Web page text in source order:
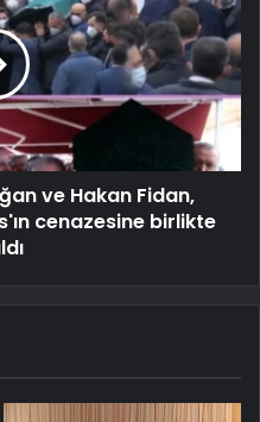
ve Hakan Fidan,
cenazesine birlikte